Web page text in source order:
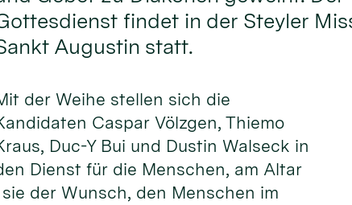
findet in der Steyler
Augustin statt.
der Weihe stellen sich die
Caspar Völzgen, Thiemo
Duc-Y Bui und Dustin Walseck in
Dienst für die Men­schen, am Altar
der Wunsch, den Menschen im